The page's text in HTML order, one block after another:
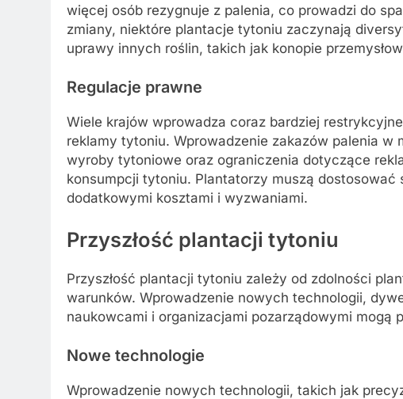
więcej osób rezygnuje z palenia, co prowadzi do
zmiany, niektóre plantacje tytoniu zaczynają
uprawy innych roślin, takich jak konopie
Regulacje prawne
Wiele krajów wprowadza coraz bardziej
reklamy tytoniu. Wprowadzenie zakazów palenia
wyroby tytoniowe oraz ograniczenia dotyczące
konsumpcji tytoniu. Plantatorzy muszą
dodatkowymi kosztami i wyzwaniami.
Przyszłość plantacji tytoniu
Przyszłość plantacji tytoniu zależy od zdolności
warunków. Wprowadzenie nowych technologii,
naukowcami i organizacjami pozarządowymi mogą
Nowe technologie
Wprowadzenie nowych technologii, takich jak